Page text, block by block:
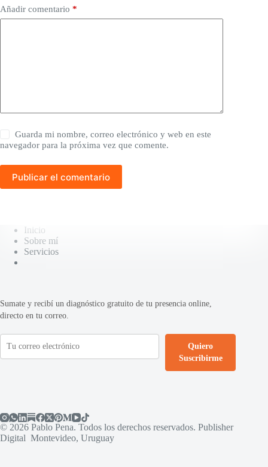
Añadir comentario *
Guarda mi nombre, correo electrónico y web en este
navegador para la próxima vez que comente.
Publicar el comentario
Inicio
Sobre mí
Servicios
Sumate y recibí un diagnóstico gratuito de tu presencia online,
directo en tu correo.
Quiero
Suscribirme
© 2026 Pablo Pena. Todos los derechos reservados. Publisher
Digital Montevideo, Uruguay